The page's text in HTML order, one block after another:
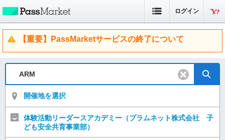
ログイン
【重要】PassMarketサービスの終了について
開催地を選択
体験活動リーダースアカデミー（プラムネット株式会社 子
ども安全共育事業部）